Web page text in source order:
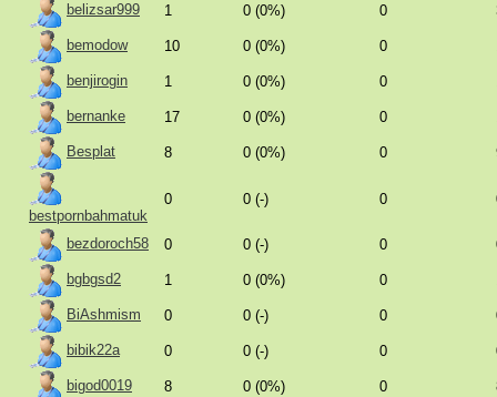
belizsar999 1 0 (0%) 0
bemodow 10 0 (0%) 0
benjirogin 1 0 (0%) 0
bernanke 17 0 (0%) 0
Besplat 8 0 (0%) 0
bestpornbahmatuk
0 0 (-) 0
bezdoroch58 0 0 (-) 0
bgbgsd2 1 0 (0%) 0
BiAshmism 0 0 (-) 0
bibik22a 0 0 (-) 0
bigod0019 8 0 (0%) 0